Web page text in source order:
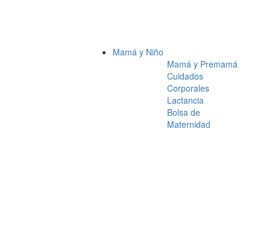
Mamá y Niño
Mamá y Premamá
Cuidados
Corporales
Lactancia
Bolsa de
Maternidad